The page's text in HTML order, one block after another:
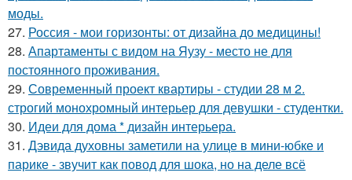
моды.
27. Россия - мои горизонты: от дизайна до медицины!
28. Апартаменты с видом на Яузу - место не для
постоянного проживания.
29. Современный проект квартиры - студии 28 м 2.
строгий монохромный интерьер для девушки - студентки.
30. Идеи для дома * дизайн интерьера.
31. Дэвида духовны заметили на улице в мини-юбке и
парике - звучит как повод для шока, но на деле всё